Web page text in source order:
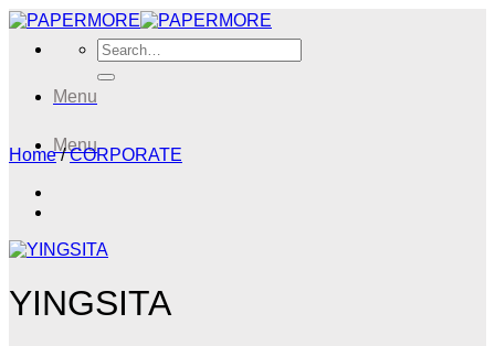
Skip
content
Search
for:
Menu
Menu
Home / CORPORATE
YINGSITA